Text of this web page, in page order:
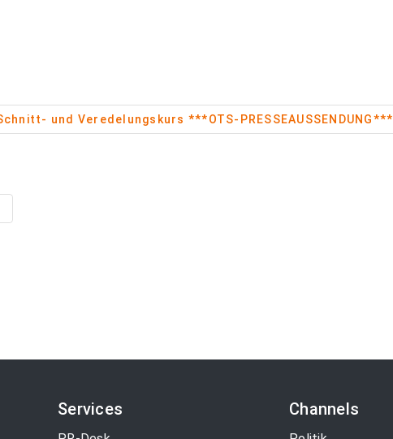
Schnitt- und Veredelungskurs ***OTS-PRESSEAUSSENDUNG***
Services Channels